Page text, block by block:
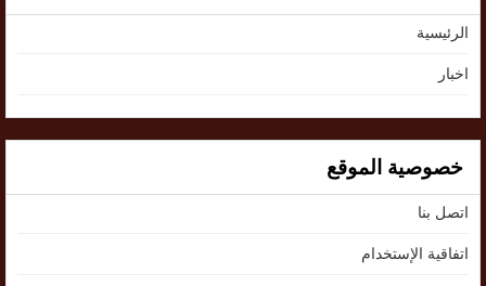
الرئيسية
اخبار
خصوصية الموقع
اتصل بنا
اتفاقية الإستخدام